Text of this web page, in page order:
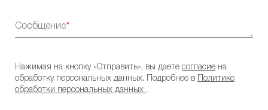
Сообщение
Нажимая на кнопку «Отправить», вы даете согласие на
обработку персональных данных. Подробнее в
Политике
обработки персональных данных .